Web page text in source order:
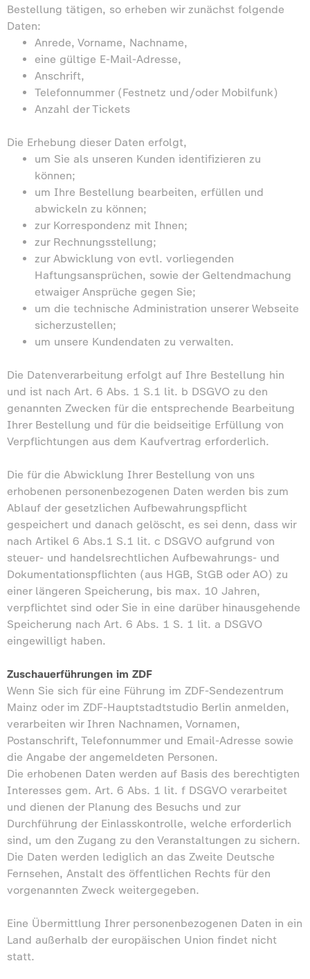
Bestellung tätigen, so erheben wir zunächst folgende
Daten:
Anrede, Vorname, Nachname,
eine gültige E-Mail-Adresse,
Anschrift,
Telefonnummer (Festnetz und/oder Mobilfunk)
Anzahl der Tickets
Die Erhebung dieser Daten erfolgt,
um Sie als unseren Kunden identifizieren zu
können;
um Ihre Bestellung bearbeiten, erfüllen und
abwickeln zu können;
zur Korrespondenz mit Ihnen;
zur Rechnungsstellung;
zur Abwicklung von evtl. vorliegenden
Haftungsansprüchen, sowie der Geltendmachung
etwaiger Ansprüche gegen Sie;
um die technische Administration unserer Webseite
sicherzustellen;
um unsere Kundendaten zu verwalten.
Die Datenverarbeitung erfolgt auf Ihre Bestellung hin
und ist nach Art. 6 Abs. 1 S.1 lit. b DSGVO zu den
genannten Zwecken für die entsprechende Bearbeitung
Ihrer Bestellung und für die beidseitige Erfüllung von
Verpflichtungen aus dem Kaufvertrag erforderlich.
Die für die Abwicklung Ihrer Bestellung von uns
erhobenen personenbezogenen Daten werden bis zum
Ablauf der gesetzlichen Aufbewahrungspflicht
gespeichert und danach gelöscht, es sei denn, dass wir
nach Artikel 6 Abs.1 S.1 lit. c DSGVO aufgrund von
steuer- und handelsrechtlichen Aufbewahrungs- und
Dokumentationspflichten (aus HGB, StGB oder AO) zu
einer längeren Speicherung, bis max. 10 Jahren,
verpflichtet sind oder Sie in eine darüber hinausgehende
Speicherung nach Art. 6 Abs. 1 S. 1 lit. a DSGVO
eingewilligt haben.
Zuschauerführungen im ZDF
Wenn Sie sich für eine Führung im ZDF-Sendezentrum
Mainz oder im ZDF-Hauptstadtstudio Berlin anmelden,
verarbeiten wir Ihren Nachnamen, Vornamen,
Postanschrift, Telefonnummer und Email-Adresse sowie
die Angabe der angemeldeten Personen.
Die erhobenen Daten werden auf Basis des berechtigten
Interesses gem. Art. 6 Abs. 1 lit. f DSGVO verarbeitet
und dienen der Planung des Besuchs und zur
Durchführung der Einlasskontrolle, welche erforderlich
sind, um den Zugang zu den Veranstaltungen zu sichern.
Die Daten werden lediglich an das Zweite Deutsche
Fernsehen, Anstalt des öffentlichen Rechts für den
vorgenannten Zweck weitergegeben.
Eine Übermittlung Ihrer personenbezogenen Daten in ein
Land außerhalb der europäischen Union findet nicht
statt.